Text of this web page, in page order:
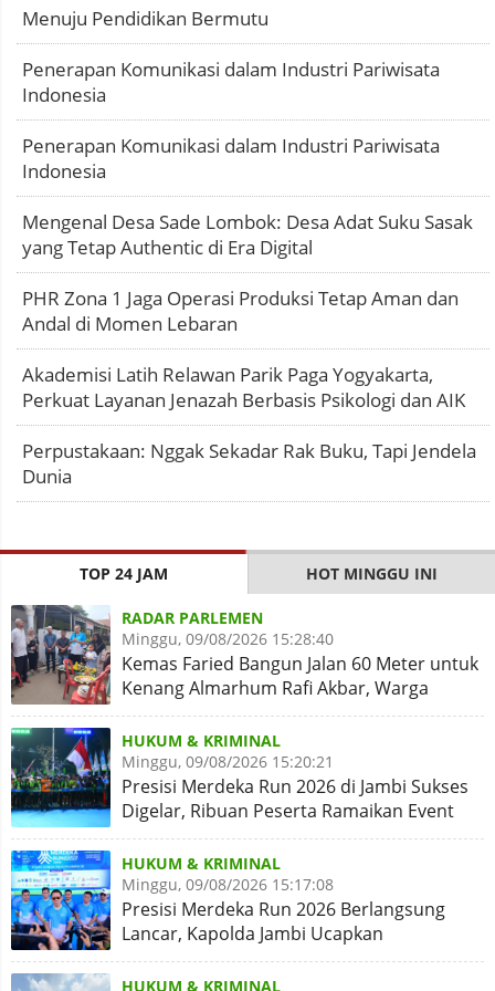
Menuju Pendidikan Bermutu
Penerapan Komunikasi dalam Industri Pariwisata
Indonesia
Penerapan Komunikasi dalam Industri Pariwisata
Indonesia
Mengenal Desa Sade Lombok: Desa Adat Suku Sasak
yang Tetap Authentic di Era Digital
PHR Zona 1 Jaga Operasi Produksi Tetap Aman dan
Andal di Momen Lebaran
Akademisi Latih Relawan Parik Paga Yogyakarta,
Perkuat Layanan Jenazah Berbasis Psikologi dan AIK
Perpustakaan: Nggak Sekadar Rak Buku, Tapi Jendela
Dunia
TOP 24 JAM HOT MINGGU INI
RADAR PARLEMEN
Minggu, 09/08/2026 15:28:40
Kemas Faried Bangun Jalan 60 Meter untuk
Kenang Almarhum Rafi Akbar, Warga
Simpang Rimbo Syukuran
HUKUM & KRIMINAL
Minggu, 09/08/2026 15:20:21
Presisi Merdeka Run 2026 di Jambi Sukses
Digelar, Ribuan Peserta Ramaikan Event
Nasional
HUKUM & KRIMINAL
Minggu, 09/08/2026 15:17:08
Presisi Merdeka Run 2026 Berlangsung
Lancar, Kapolda Jambi Ucapkan
Terimakasih dan Apresiasi
HUKUM & KRIMINAL